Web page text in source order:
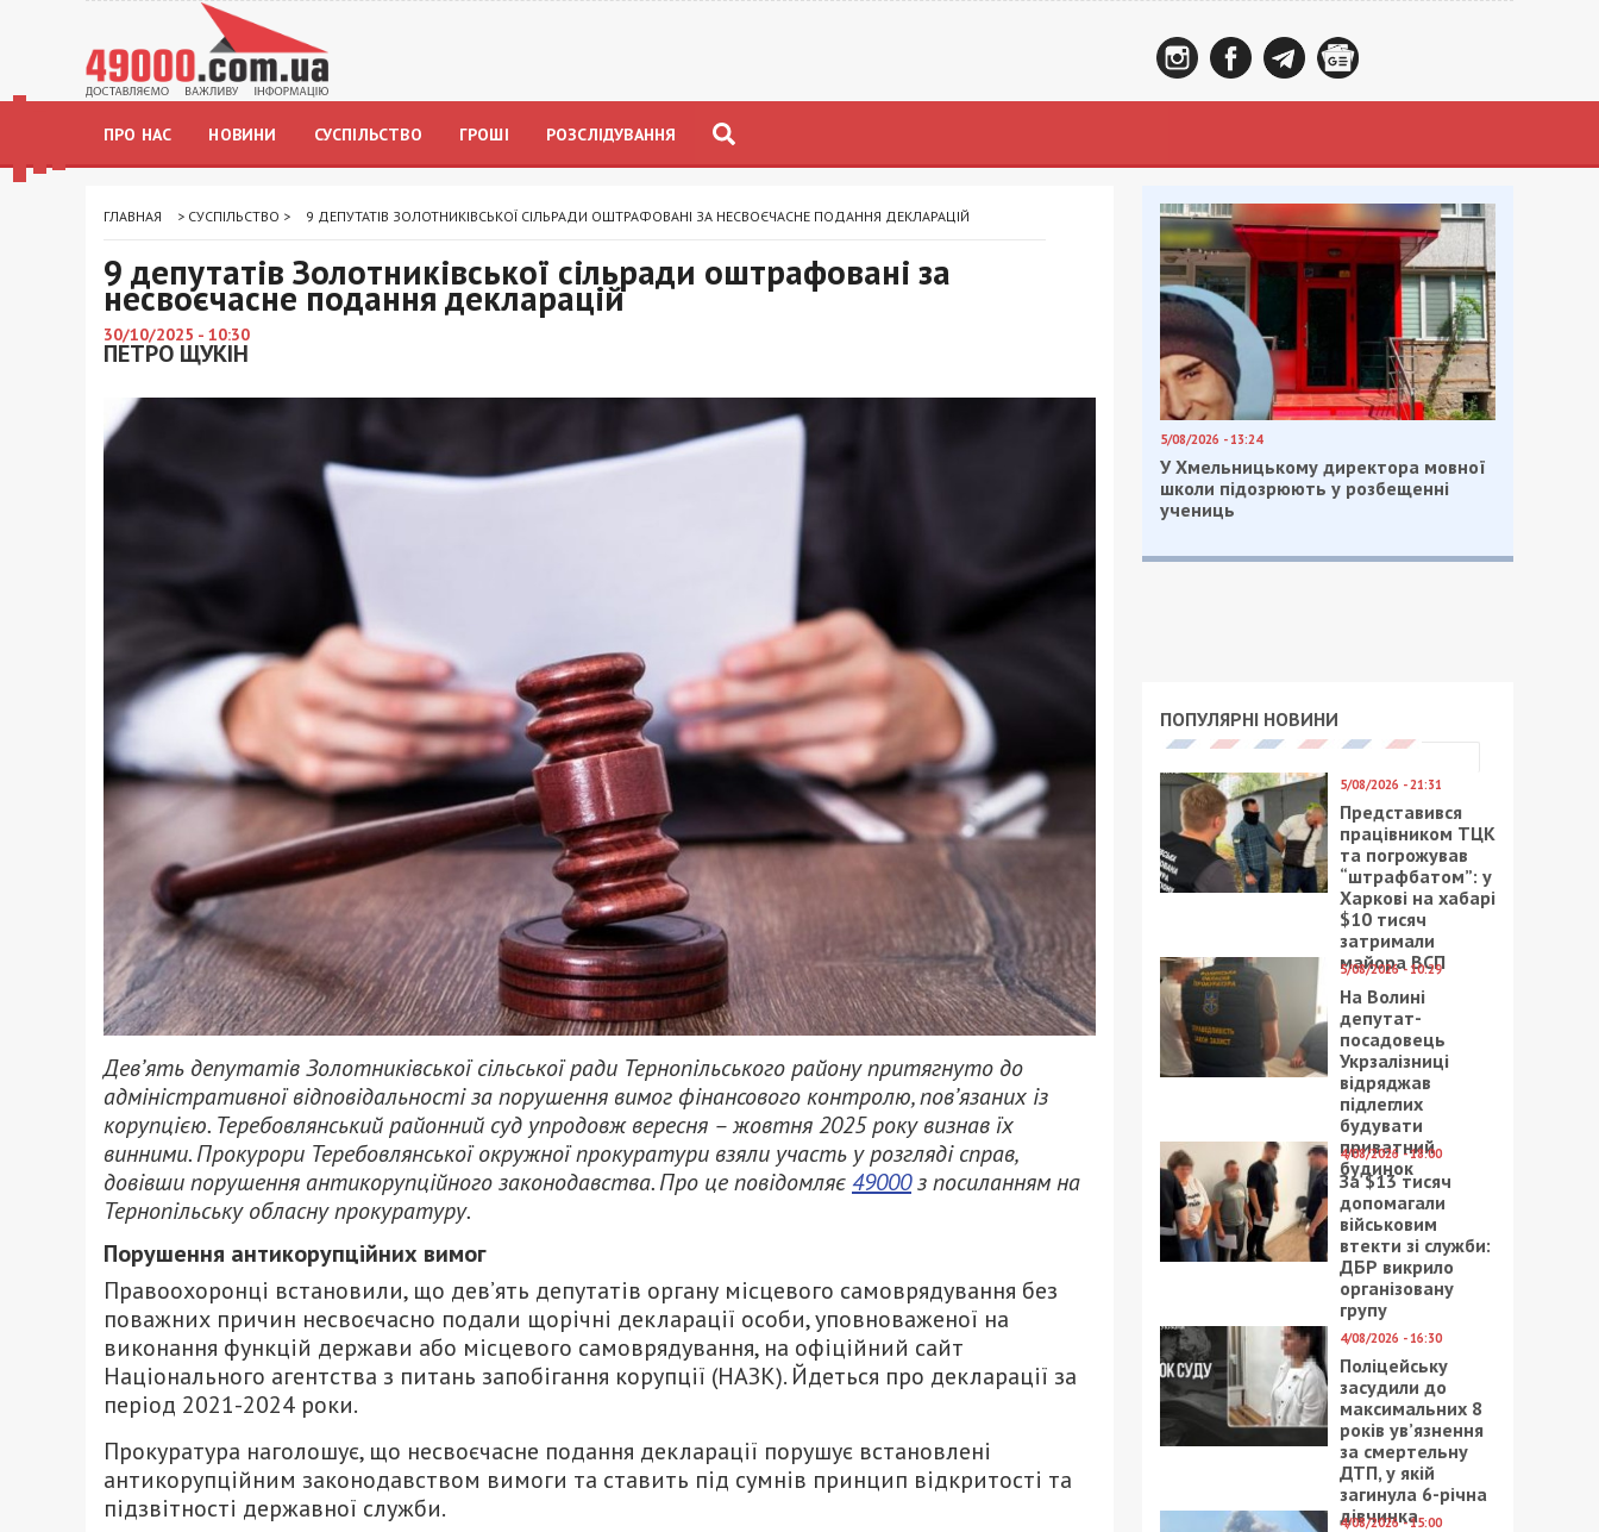
ПРО НАС НОВИНИ СУСПІЛЬСТВО ГРОШІ РОЗСЛІДУВАННЯ
ГЛАВНАЯ > СУСПІЛЬСТВО > 9 ДЕПУТАТІВ ЗОЛОТНИКІВСЬКОЇ СІЛЬРАДИ ОШТРАФОВАНІ ЗА НЕСВОЄЧАСНЕ ПОДАННЯ ДЕКЛАРАЦІЙ
9 депутатів Золотниківської сільради оштрафовані за
несвоєчасне подання декларацій
30/10/2025 - 10:30
ПЕТРО ЩУКІН
Дев’ять депутатів Золотниківської сільської ради Тернопільського району притягнуто до
адміністративної відповідальності за порушення вимог фінансового контролю, пов’язаних із
корупцією. Теребовлянський районний суд упродовж вересня – жовтня 2025 року визнав їх
винними. Прокурори Теребовлянської окружної прокуратури взяли участь у розгляді справ,
довівши порушення антикорупційного законодавства. Про це повідомляє49000з посиланням на
Тернопільську обласну прокуратуру.
Порушення антикорупційних вимог
Правоохоронці встановили, що дев’ять депутатів органу місцевого самоврядування без
поважних причин несвоєчасно подали щорічні декларації особи, уповноваженої на
виконання функцій держави або місцевого самоврядування, на офіційний сайт
Національного агентства з питань запобігання корупції (НАЗК). Йдеться про декларації за
період 2021-2024 роки.
Прокуратура наголошує, що несвоєчасне подання декларації порушує встановлені
антикорупційним законодавством вимоги та ставить під сумнів принцип відкритості та
підзвітності державної служби.
5/08/2026 - 13:24
У Хмельницькому директора мовної
школи підозрюють у розбещенні
учениць
ПОПУЛЯРНІ НОВИНИ
5/08/2026 - 21:31
Представився
працівником ТЦК
та погрожував
“штрафбатом”: у
Харкові на хабарі
$10 тисяч
затримали
майора ВСП
5/08/2026 - 10:29
На Волині
депутат-
посадовець
Укрзалізниці
відряджав
підлеглих
будувати
приватний
будинок
4/08/2026 - 18:00
За $13 тисяч
допомагали
військовим
втекти зі служби:
ДБР викрило
організовану
групу
4/08/2026 - 16:30
Поліцейську
засудили до
максимальних 8
років ув’язнення
за смертельну
ДТП, у якій
загинула 6-річна
дівчинка
4/08/2026 - 15:00